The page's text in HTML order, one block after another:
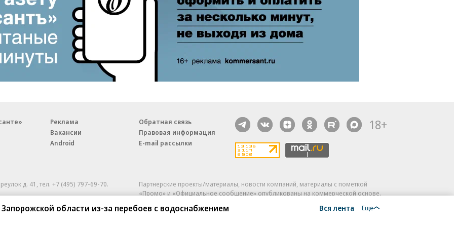
области из-за перебоев с водоснабжением Вся лента Еще
Реклама
Вакансии
Android
Обратная связь
Правовая информация
E-mail рассылки
18+
д. 41,тел. +7 (495) 797-69-70.
kommersant.ru) зарегистрировано
технологий
Партнерские проекты/материалы, новости компаний, материалы с пометкой
«Промо» и «Официальное сообщение» опубликованы на коммерческой основе.
На kommersant.ru применяются рекомендательные технологии. Подробнее